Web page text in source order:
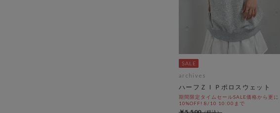
archives
ハーフＺＩＰポロスウェット
期間限定タイムセールSALE価格から更に
10%OFF! 8/10 10:00まで